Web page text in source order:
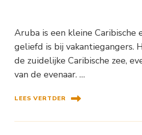
Aruba is een kleine Caribische
geliefd is bij vakantiegangers.
de zuidelijke Caribische zee,
van de evenaar. …
LEES VERTDER